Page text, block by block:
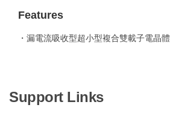
Features
・漏電流吸收型超小型複合雙載子電晶體
Support Links